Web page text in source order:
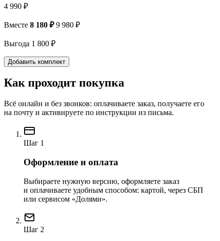
4 990 ₽
Вместе 8 180 ₽ 9 980 ₽
Выгода 1 800 ₽
Добавить комплект
Как проходит покупка
Всё онлайн и без звонков: оплачиваете заказ, получаете его
на почту и активируете по инструкции из письма.
Шаг 1
Оформление и оплата
Выбираете нужную версию, оформляете заказ
и оплачиваете удобным способом: картой, через СБП
или сервисом «Долями».
Шаг 2